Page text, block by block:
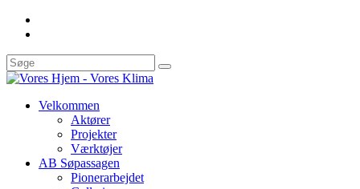
Velkommen
Aktører
Projekter
Værktøjer
AB Søpassagen
Pionerarbejdet